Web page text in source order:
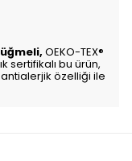
OEKO-TEX®
sertifikalı bu ürün,
özelliği ile